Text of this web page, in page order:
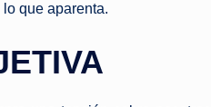
que aparenta.